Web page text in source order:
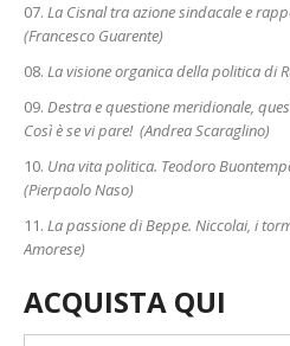
La Cisnal tra azione sindacale e
(Francesco Guarente)
La visione organica della politica di
Destra e questione meridionale,
Così è se vi pare! (Andrea Scaraglino)
Una vita politica. Teodoro
(Pierpaolo Naso)
La passione di Beppe. Niccolai, i
Amorese)
ACQUISTA QUI